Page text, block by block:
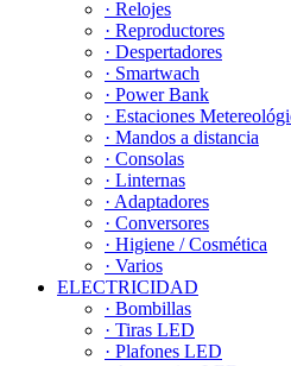
· Relojes
· Reproductores
· Despertadores
· Smartwach
· Power Bank
· Estaciones
· Mandos a distancia
· Consolas
· Linternas
· Adaptadores
· Conversores
· Higiene / Cosmética
· Varios
ELECTRICIDAD
· Bombillas
· Tiras LED
· Plafones LED